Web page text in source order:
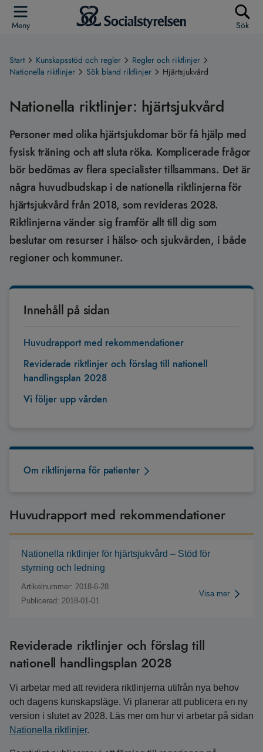
Meny Sök
Start Kunskapsstöd och regler
Regler och riktlinjer
Nationella riktlinjer
Sök bland riktlinjer Hjärtsjukvård
Nationella riktlinjer: hjärtsjukvård
Personer med olika hjärtsjukdomar bör få hjälp med
fysisk träning och att sluta röka. Komplicerade frågor
bör bedömas av flera specialister tillsammans. Det är
några huvudbudskap i de nationella riktlinjerna för
hjärtsjukvård från 2018, som revideras 2028.
Riktlinjerna vänder sig framför allt till dig som
beslutar om resurser i hälso- och sjukvården, i både
regioner och kommuner.
Innehåll på sidan
Huvudrapport med rekommendationer
Reviderade riktlinjer och förslag till nationell
handlingsplan 2028
Vi följer upp vården
Om riktlinjerna för patienter
Huvudrapport med rekommendationer
Nationella riktlinjer för hjärtsjukvård – Stöd för
styrning och ledning
Artikelnummer: 2018-6-28
Publicerad: 2018-01-01
Visa mer
Reviderade riktlinjer och förslag till
nationell handlingsplan 2028
Vi arbetar med att revidera riktlinjerna utifrån nya behov
och dagens kunskapsläge. Vi planerar att publicera en ny
version i slutet av 2028. Läs mer om hur vi arbetar på sidan
Nationella riktlinjer.